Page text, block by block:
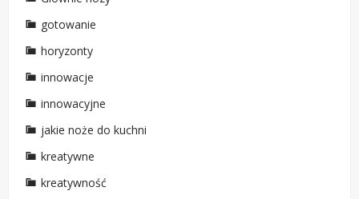
gotowanie
horyzonty
innowacje
innowacyjne
jakie noże do kuchni
kreatywne
kreatywność